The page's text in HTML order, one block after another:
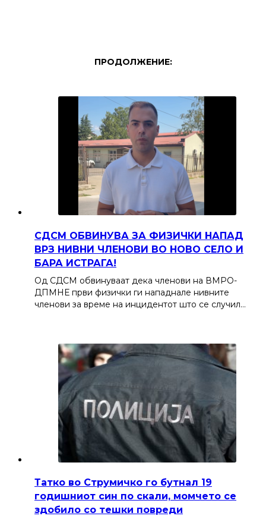
ПРОДОЛЖЕНИЕ:
СДСМ ОБВИНУВА ЗА ФИЗИЧКИ НАПАД
ВРЗ НИВНИ ЧЛЕНОВИ ВО НОВО СЕЛО И
БАРА ИСТРАГА!
Од СДСМ обвинуваат дека членови на ВМРО-
ДПМНЕ први физички ги нападнале нивните
членови за време на инцидентот што се случил…
Татко во Струмичко го бутнал 19
годишниот син по скали, момчето се
здобило со тешки повреди